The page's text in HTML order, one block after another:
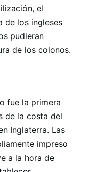
el
de los ingleses
pudieran
de los colonos.
fue la primera
de la costa del
Inglaterra. Las
impreso
a la hora de